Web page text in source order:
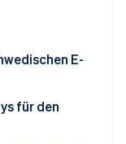
E-
für den